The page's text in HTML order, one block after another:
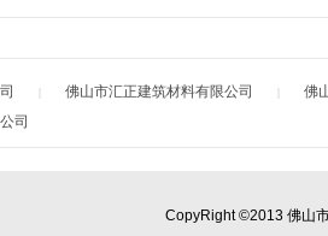
佛山市汇正建筑材料有限公司
佛
司
CopyRight ©2013 佛山